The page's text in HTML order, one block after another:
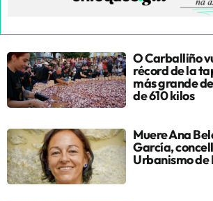
O Carballiño
récord de la
más grande
de 610 kilos
Muere Ana
García,
Urbanismo de